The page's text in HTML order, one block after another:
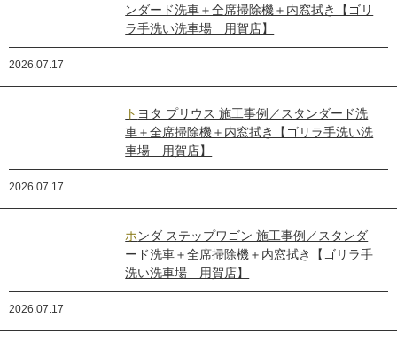
ンダード洗車＋全席掃除機＋内窓拭き【ゴリ
ラ手洗い洗車場 用賀店】
2026.07.17
トヨタ プリウス 施工事例／スタンダード洗
車＋全席掃除機＋内窓拭き【ゴリラ手洗い洗
車場 用賀店】
2026.07.17
ホンダ ステップワゴン 施工事例／スタンダ
ード洗車＋全席掃除機＋内窓拭き【ゴリラ手
洗い洗車場 用賀店】
2026.07.17